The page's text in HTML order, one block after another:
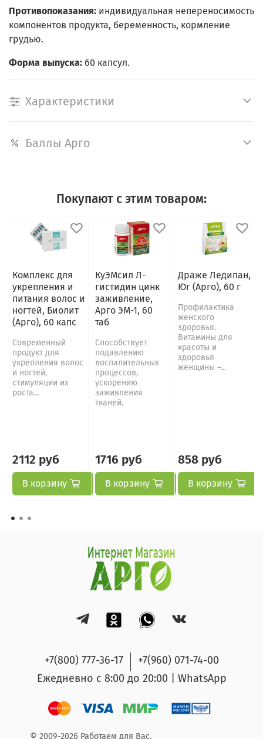
Противопоказания: индивидуальная непереносимость
компонентов продукта, беременность, кормление
грудью.
Форма выпуска: 60 капсул.
Характеристики
Баллы Арго
Покупают с этим товаром:
Комплекс для
укрепления и
питания волос и
ногтей, Биолит
(Арго), 60 капс
Современный
продукт для
укрепления волос
и ногтей,
стимуляции их
роста...
2112 руб
В корзину
КуЭМсил Л-
гистидин цинк
заживление,
Арго ЭМ-1, 60
таб
Способствует
подавлению
воспалительных
процессов,
ускорению
заживления
тканей.
1716 руб
В корзину
Драже Ледипан,
Юг (Арго), 60 г
Профилактика
женского
здоровья.
Витамины для
красоты и
здоровья
женщины –...
858 руб
В корзину
+7(800) 777-36-17
+7(960) 071-74-00
Ежедневно с 8:00 до 20:00 | WhatsApp
© 2009-2026 Работаем для Вас.